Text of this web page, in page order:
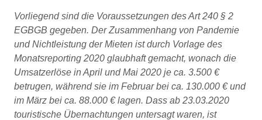
Vorliegend sind die Voraussetzungen des Art 240 § 2
EGBGB gegeben. Der Zusammenhang von Pandemie
und Nichtleistung der Mieten ist durch Vorlage des
Monatsreporting 2020 glaubhaft gemacht, wonach die
Umsatzerlöse in April und Mai 2020 je ca. 3.500 €
betrugen, während sie im Februar bei ca. 130.000 € und
im März bei ca. 88.000 € lagen. Dass ab 23.03.2020
touristische Übernachtungen untersagt waren, ist